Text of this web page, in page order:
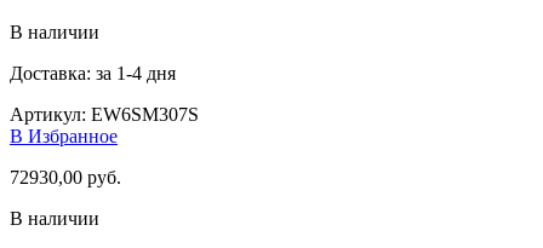
В наличии
Доставка: за 1-4 дня
Артикул: EW6SM307S
В Избранное
72930,00 руб.
В наличии